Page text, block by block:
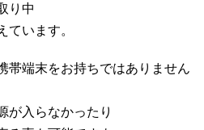
り中
ています。
帯端末をお持ちではありません
が入らなかったり